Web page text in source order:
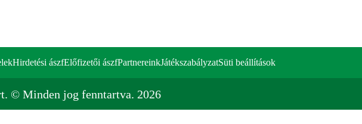
Hirdetési ászfElőfizetői ászfPartnereinkJátékszabályzatSüti beállítások
© Minden jog fenntartva. 2026